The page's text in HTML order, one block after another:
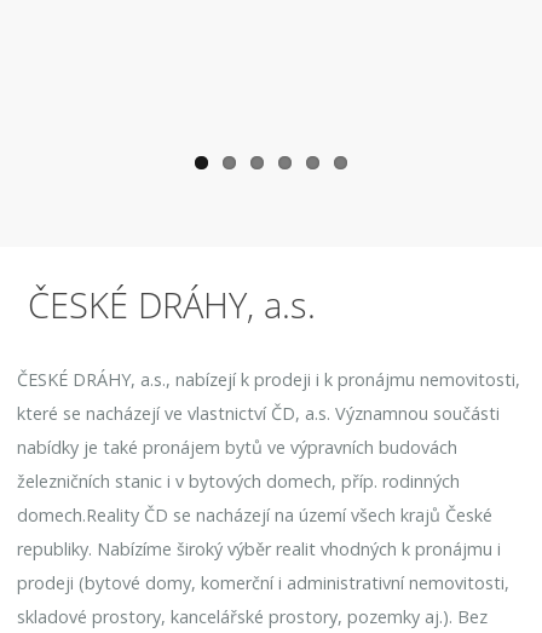
ČESKÉ DRÁHY, a.s.
ČESKÉ DRÁHY, a.s., nabízejí k prodeji i k pronájmu nemovitosti,
které se nacházejí ve vlastnictví ČD, a.s. Významnou součásti
nabídky je také pronájem bytů ve výpravních budovách
železničních stanic i v bytových domech, příp. rodinných
domech.Reality ČD se nacházejí na území všech krajů České
republiky. Nabízíme široký výběr realit vhodných k pronájmu i
prodeji (bytové domy, komerční i administrativní nemovitosti,
skladové prostory, kancelářské prostory, pozemky aj.). Bez